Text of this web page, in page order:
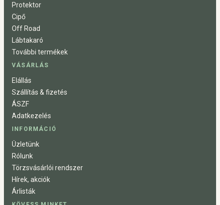
Protektor
Cipő
Off Road
Lábtakaró
További termékek
VÁSÁRLÁS
Elállás
Szállítás & fizetés
ÁSZF
Adatkezelés
INFORMÁCIÓ
Üzletünk
Rólunk
Törzsvásárlói rendszer
Hírek, akciók
Árlisták